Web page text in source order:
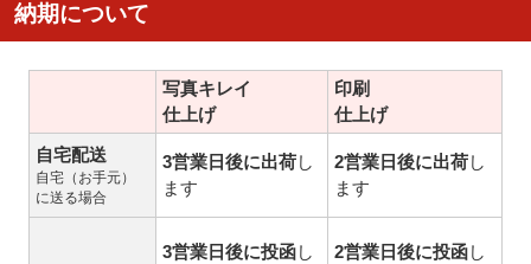
納期について
写真キレイ
仕上げ
印刷
仕上げ
自宅配送
自宅（お手元）
に送る場合
3営業日後に出荷し
ます
2営業日後に出荷し
ます
3営業日後に投函し
2営業日後に投函し